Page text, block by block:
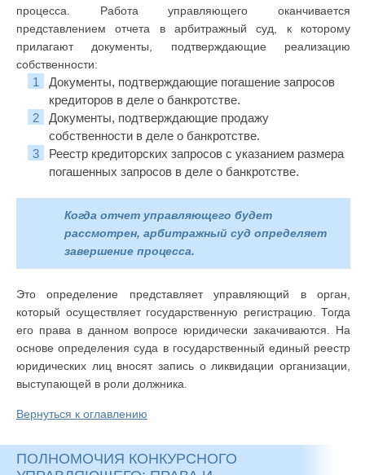
процесса. Работа управляющего оканчивается
представлением отчета в арбитражный суд, к которому
прилагают документы, подтверждающие реализацию
собственности:
Документы, подтверждающие погашение запросов
кредиторов в деле о банкротстве.
Документы, подтверждающие продажу
собственности в деле о банкротстве.
Реестр кредиторских запросов с указанием размера
погашенных запросов в деле о банкротстве.
Когда отчет управляющего будет
рассмотрен, арбитражный суд определяет
завершение процесса.
Это определение представляет управляющий в орган,
который осуществляет государственную регистрацию. Тогда
его права в данном вопросе юридически закачиваются. На
основе определения суда в государственный единый реестр
юридических лиц вносят запись о ликвидации организации,
выступающей в роли должника.
Вернуться к оглавлению
ПОЛНОМОЧИЯ КОНКУРСНОГО